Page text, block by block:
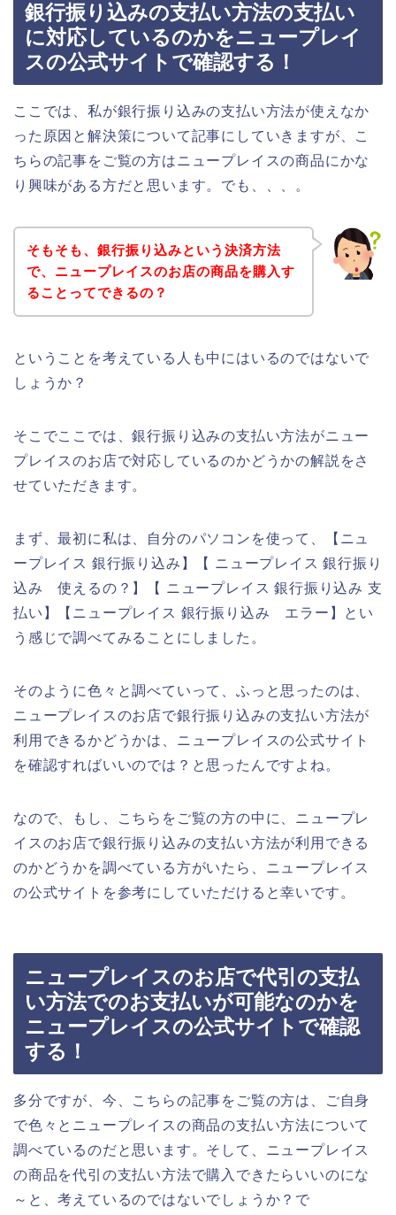
銀行振り込みの支払い方法の支払い
に対応しているのかをニュープレイ
スの公式サイトで確認する！
ここでは、私が銀行振り込みの支払い方法が使えなか
った原因と解決策について記事にしていきますが、こ
ちらの記事をご覧の方はニュープレイスの商品にかな
り興味がある方だと思います。でも、、、。
そもそも、銀行振り込みという決済方法
で、ニュープレイスのお店の商品を購入す
ることってできるの？
ということを考えている人も中にはいるのではないで
しょうか？
そこでここでは、銀行振り込みの支払い方法がニュー
プレイスのお店で対応しているのかどうかの解説をさ
せていただきます。
まず、最初に私は、自分のパソコンを使って、【ニュ
ープレイス 銀行振り込み】【 ニュープレイス 銀行振り
込み 使えるの？】【 ニュープレイス 銀行振り込み 支
払い】【ニュープレイス 銀行振り込み エラー】とい
う感じで調べてみることにしました。
そのように色々と調べていって、ふっと思ったのは、
ニュープレイスのお店で銀行振り込みの支払い方法が
利用できるかどうかは、ニュープレイスの公式サイト
を確認すればいいのでは？と思ったんですよね。
なので、もし、こちらをご覧の方の中に、ニュープレ
イスのお店で銀行振り込みの支払い方法が利用できる
のかどうかを調べている方がいたら、ニュープレイス
の公式サイトを参考にしていただけると幸いです。
ニュープレイスのお店で代引の支払
い方法でのお支払いが可能なのかを
ニュープレイスの公式サイトで確認
する！
多分ですが、今、こちらの記事をご覧の方は、ご自身
で色々とニュープレイスの商品の支払い方法について
調べているのだと思います。そして、ニュープレイス
の商品を代引の支払い方法で購入できたらいいのにな
～と、考えているのではないでしょうか？で